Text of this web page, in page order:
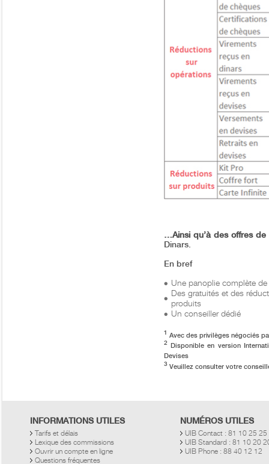
…Ainsi qu’à des offres
Dinars.
En bref
Une panoplie complète
Des gratuités et des
produits
Un conseiller dédié
1 Avec des privilèges négociés
2 Disponible en version
Devises
3 Veuillez consulter votre
INFORMATIONS UTILES
Tarifs et délais
Lexique des commissions
Ouvrir un compte en ligne
Questions fréquentes
NUMÉROS UTILES
UIB Contact : 81 10 25 25
UIB Standard : 81 10 20
UIB Phone : 88 40 12 12